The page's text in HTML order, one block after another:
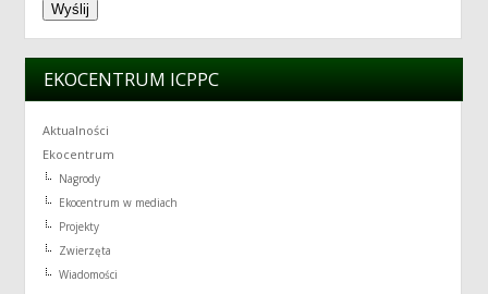
EKOCENTRUM ICPPC
Aktualności
Ekocentrum
Nagrody
Ekocentrum w mediach
Projekty
Zwierzęta
Wiadomości